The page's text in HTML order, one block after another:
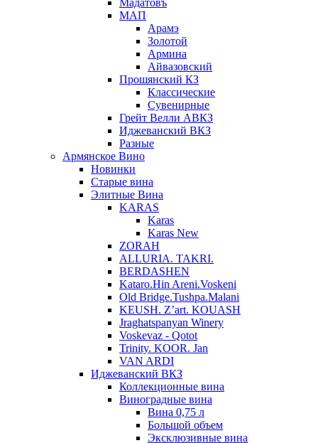
Мадатовъ
МАП
Арамэ
Золотой
Армина
Айвазовский
Прошянский КЗ
Классические
Сувенирные
Грейт Велли АВКЗ
Иджеванский ВКЗ
Разные
Армянское Вино
Новинки
Старые вина
Элитные Вина
KARAS
Karas
Karas New
ZORAH
ALLURIA. TAKRI.
BERDASHEN
Kataro.Hin Areni.Voskeni
Old Bridge.Tushpa.Malani
KEUSH. Z’art. KOUASH
Jraghatspanyan Winery
Voskevaz - Qotot
Trinity. KOOR. Jan
VAN ARDI
Иджеванский ВКЗ
Коллекционные вина
Виноградные вина
Вина 0,75 л
Большой объем
Эксклюзивные вина